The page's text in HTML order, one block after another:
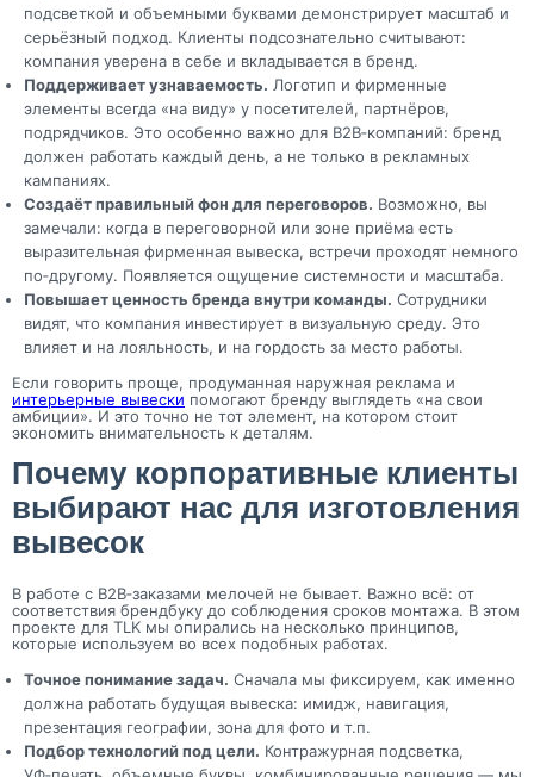
подсветкой и объемными буквами демонстрирует масштаб и
серьёзный подход. Клиенты подсознательно считывают:
компания уверена в себе и вкладывается в бренд.
Поддерживает узнаваемость. Логотип и фирменные
элементы всегда «на виду» у посетителей, партнёров,
подрядчиков. Это особенно важно для B2B‑компаний: бренд
должен работать каждый день, а не только в рекламных
кампаниях.
Создаёт правильный фон для переговоров. Возможно, вы
замечали: когда в переговорной или зоне приёма есть
выразительная фирменная вывеска, встречи проходят немного
по‑другому. Появляется ощущение системности и масштаба.
Повышает ценность бренда внутри команды. Сотрудники
видят, что компания инвестирует в визуальную среду. Это
влияет и на лояльность, и на гордость за место работы.
Если говорить проще, продуманная наружная реклама и
интерьерные вывески помогают бренду выглядеть «на свои
амбиции». И это точно не тот элемент, на котором стоит
экономить внимательность к деталям.
Почему корпоративные клиенты
выбирают нас для изготовления
вывесок
В работе с B2B‑заказами мелочей не бывает. Важно всё: от
соответствия брендбуку до соблюдения сроков монтажа. В этом
проекте для TLK мы опирались на несколько принципов,
которые используем во всех подобных работах.
Точное понимание задач. Сначала мы фиксируем, как именно
должна работать будущая вывеска: имидж, навигация,
презентация географии, зона для фото и т.п.
Подбор технологий под цели. Контражурная подсветка,